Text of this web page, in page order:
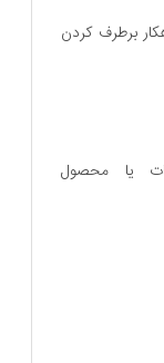
برطرف کردن
یا محصول